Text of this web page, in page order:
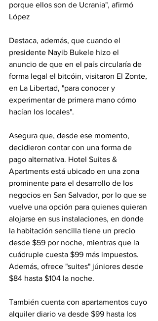
porque ellos son de Ucrania", afirmó
López
Destaca, además, que cuando el
presidente Nayib Bukele hizo el
anuncio de que en el país circularía de
forma legal el bitcóin, visitaron El Zonte,
en La Libertad, "para conocer y
experimentar de primera mano cómo
hacían los locales".
Asegura que, desde ese momento,
decidieron contar con una forma de
pago alternativa. Hotel Suites &
Apartments está ubicado en una zona
prominente para el desarrollo de los
negocios en San Salvador, por lo que se
vuelve una opción para quienes quieran
alojarse en sus instalaciones, en donde
la habitación sencilla tiene un precio
desde $59 por noche, mientras que la
cuádruple cuesta $99 más impuestos.
Además, ofrece "suites" júniores desde
$84 hasta $104 la noche.
También cuenta con apartamentos cuyo
alquiler diario va desde $99 hasta los